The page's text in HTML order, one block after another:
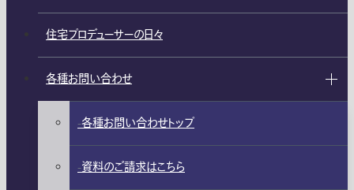
住宅プロデューサーの日々
各種お問い合わせ
各種お問い合わせトップ
資料のご請求はこちら